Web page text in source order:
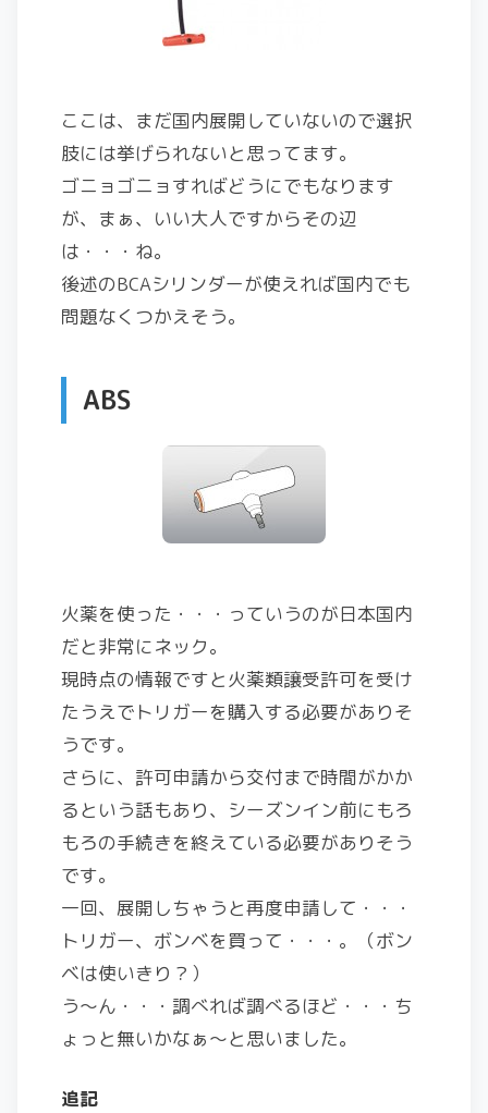
ここは、まだ国内展開していないので選択
肢には挙げられないと思ってます。
ゴニョゴニョすればどうにでもなります
が、まぁ、いい大人ですからその辺
は・・・ね。
後述のBCAシリンダーが使えれば国内でも
問題なくつかえそう。
ABS
火薬を使った・・・っていうのが日本国内
だと非常にネック。
現時点の情報ですと火薬類譲受許可を受け
たうえでトリガーを購入する必要がありそ
うです。
さらに、許可申請から交付まで時間がかか
るという話もあり、シーズンイン前にもろ
もろの手続きを終えている必要がありそう
です。
一回、展開しちゃうと再度申請して・・・
トリガー、ボンベを買って・・・。（ボン
ベは使いきり？）
う～ん・・・調べれば調べるほど・・・ち
ょっと無いかなぁ～と思いました。
追記